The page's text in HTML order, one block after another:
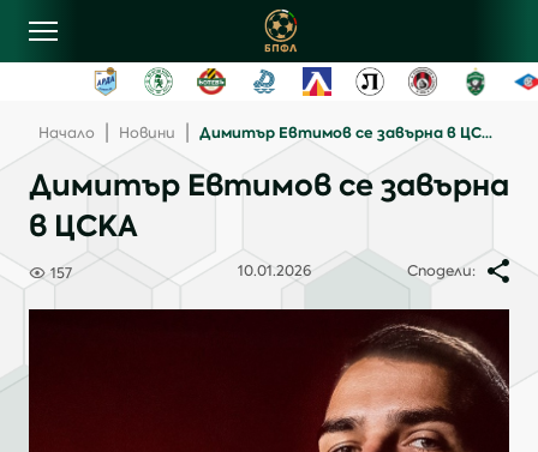
Начало Новини Димитър Евтимов се завърна в ЦСКА
Димитър Евтимов се завърна
в ЦСКА
157 10.01.2026 Сподели: